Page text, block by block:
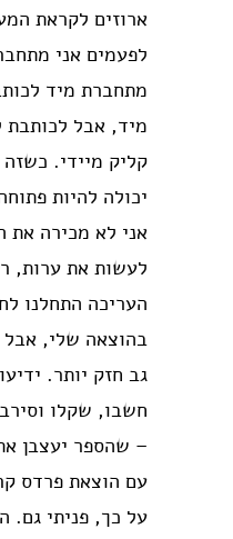
ארוזים לקראת
לפעמים אני
מתחברת מיד
מיד, אבל
קליק מיידי.
יכולה להיות
אני לא מכירה את
לעשות את ערות,
העריכה התחלנו
בהוצאה שלי, אבל
גב חזק יותר.
חשבו, שקלו
– שהספר יעצבן
עם הוצאת פרדס
על כך, פניתי גם.